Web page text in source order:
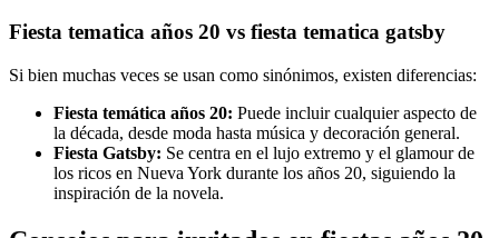
Fiesta tematica años 20 vs fiesta tematica gatsby
Si bien muchas veces se usan como sinónimos, existen diferencias:
Fiesta temática años 20: Puede incluir cualquier aspecto de
la década, desde moda hasta música y decoración general.
Fiesta Gatsby: Se centra en el lujo extremo y el glamour de
los ricos en Nueva York durante los años 20, siguiendo la
inspiración de la novela.